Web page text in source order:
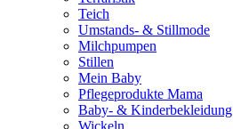
Teich
Umstands- & Stillmode
Milchpumpen
Stillen
Mein Baby
Pflegeprodukte Mama
Baby- & Kinderbekleidung
Wickeln